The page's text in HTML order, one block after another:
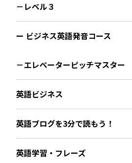
－レベル３
ー ビジネス英語発音コース
－エレベーターピッチマスター
英語ビジネス
英語ブログを3分で読もう！
英語学習・フレーズ